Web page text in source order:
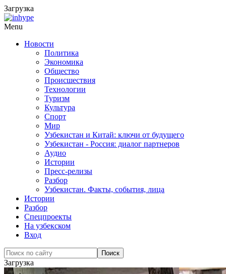
Загрузка
Menu
Новости
Политика
Экономика
Общество
Происшествия
Технологии
Туризм
Культура
Спорт
Мир
Узбекистан и Китай: ключи от будущего
Узбекистан - Россия: диалог партнеров
Аудио
Истории
Пресс-релизы
Разбор
Узбекистан. Факты, события, лица
Истории
Разбор
Спецпроекты
На узбекском
Вход
Загрузка